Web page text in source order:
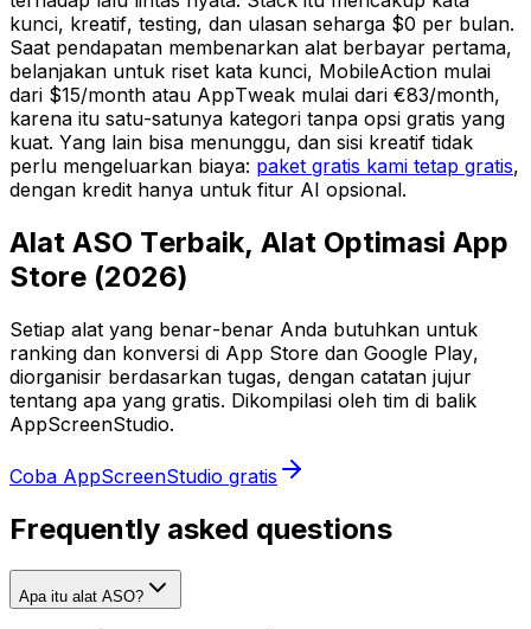
kunci, kreatif, testing, dan ulasan seharga $0 per bulan.
Saat pendapatan membenarkan alat berbayar pertama,
belanjakan untuk riset kata kunci, MobileAction mulai
dari $15/month atau AppTweak mulai dari €83/month,
karena itu satu-satunya kategori tanpa opsi gratis yang
kuat. Yang lain bisa menunggu, dan sisi kreatif tidak
perlu mengeluarkan biaya: paket gratis kami tetap gratis,
dengan kredit hanya untuk fitur AI opsional.
Alat ASO Terbaik, Alat Optimasi App
Store (2026)
Setiap alat yang benar-benar Anda butuhkan untuk
ranking dan konversi di App Store dan Google Play,
diorganisir berdasarkan tugas, dengan catatan jujur
tentang apa yang gratis. Dikompilasi oleh tim di balik
AppScreenStudio.
Coba AppScreenStudio gratis
Frequently asked questions
Apa itu alat ASO?